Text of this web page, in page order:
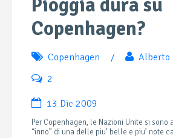
Pioggia dura su
Copenhagen?
Copenhagen / Alberto
2
13 Dic 2009
Per Copenhagen, le Nazioni Unite si sono
“inno” di una delle piu’ belle e piu’ note